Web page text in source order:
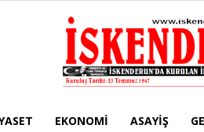
EKONOMI ASAYIŞ